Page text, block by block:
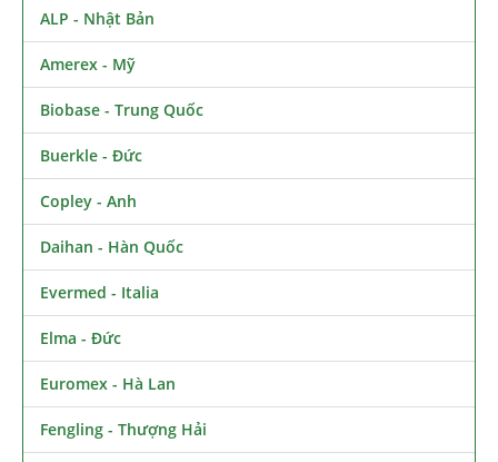
ALP - Nhật Bản
Amerex - Mỹ
Biobase - Trung Quốc
Buerkle - Đức
Copley - Anh
Daihan - Hàn Quốc
Evermed - Italia
Elma - Đức
Euromex - Hà Lan
Fengling - Thượng Hải